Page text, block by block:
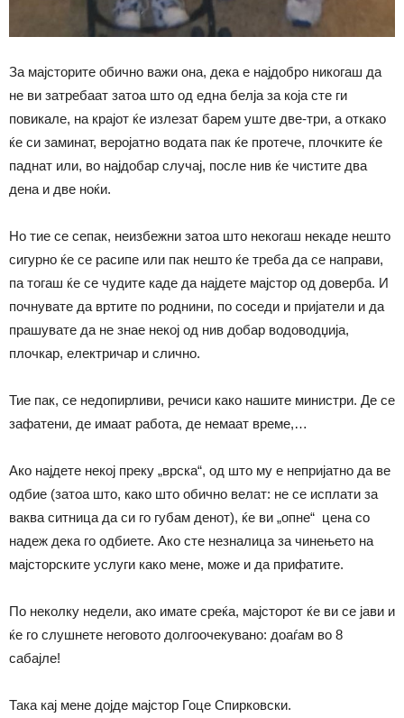
За мајсторите обично важи она, дека е најдобро никогаш да
не ви затребаат затоа што од една белја за која сте ги
повикале, на крајот ќе излезат барем уште две-три, а откако
ќе си заминат, веројатно водата пак ќе протече, плочките ќе
паднат или, во најдобар случај, после нив ќе чистите два
дена и две ноќи.
Но тие се сепак, неизбежни затоа што некогаш некаде нешто
сигурно ќе се расипе или пак нешто ќе треба да се направи,
па тогаш ќе се чудите каде да најдете мајстор од доверба. И
почнувате да вртите по роднини, по соседи и пријатели и да
прашувате да не знае некој од нив добар водоводџија,
плочкар, електричар и слично.
Тие пак, се недопирливи, речиси како нашите министри. Де се
зафатени, де имаат работа, де немаат време,…
Ако најдете некој преку „врска“, од што му е непријатно да ве
одбие (затоа што, како што обично велат: не се исплати за
ваква ситница да си го губам денот), ќе ви „опне“ цена со
надеж дека го одбиете. Ако сте незналица за чинењето на
мајсторските услуги како мене, може и да прифатите.
По неколку недели, ако имате среќа, мајсторот ќе ви се јави и
ќе го слушнете неговото долгоочекувано: доаѓам во 8
сабајле!
Така кај мене дојде мајстор Гоце Спирковски.